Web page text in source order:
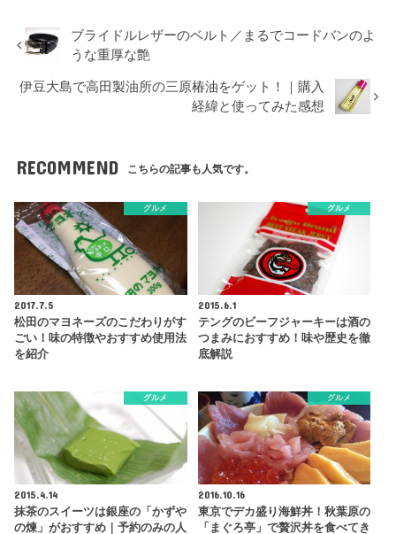
ブライドルレザーのベルト／まるでコードバンのよ
うな重厚な艶
伊豆大島で高田製油所の三原椿油をゲット！｜購入
経緯と使ってみた感想
RECOMMEND こちらの記事も人気です。
グルメ
2017.7.5
松田のマヨネーズのこだわりがす
ごい！味の特徴やおすすめ使用法
を紹介
グルメ
2015.6.1
テングのビーフジャーキーは酒の
つまみにおすすめ！味や歴史を徹
底解説
グルメ
2015.4.14
抹茶のスイーツは銀座の「かずや
の煉」がおすすめ｜予約のみの人
グルメ
2016.10.16
東京でデカ盛り海鮮丼！秋葉原の
「まぐろ亭」で贅沢丼を食べてき